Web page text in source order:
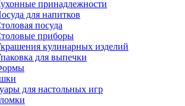
принадлежности
для напитков
посуда
приборы
кулинарных изделий
для выпечки
для настольных игр